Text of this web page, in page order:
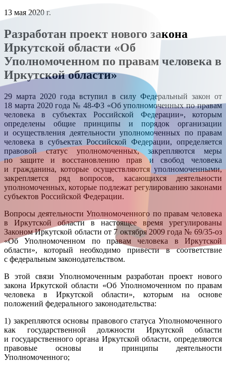
13 мая 2020 г.
Разработан проект нового закона
Иркутской области «Об
Уполномоченном по правам человека в
Иркутской области»
29 марта 2020 года вступил в силу Федеральный закон от
18 марта 2020 года № 48-ФЗ «Об уполномоченных по правам
человека в субъектах Российской Федерации», которым
определены общие принципы и порядок организации
и осуществления деятельности уполномоченных по правам
человека в субъектах Российской Федерации, определяется
правовой статус уполномоченных, закрепляются меры
по защите и восстановлению прав и свобод человека
и гражданина, которые осуществляются уполномоченными,
закрепляется ряд вопросов, касающихся деятельности
уполномоченных, которые подлежат регулированию законами
субъектов Российской Федерации.
Вопросы деятельности Уполномоченного по правам человека
в Иркутской области в настоящее время урегулированы
Законом Иркутской области от 7 октября 2009 года № 69/35-оз
«Об Уполномоченном по правам человека в Иркутской
области», который необходимо привести в соответствие
с федеральным законодательством.
В этой связи Уполномоченным разработан проект нового
закона Иркутской области «Об Уполномоченном по правам
человека в Иркутской области», которым на основе
положений федерального законодательства:
1) закрепляются основы правового статуса Уполномоченного
как государственной должности Иркутской области
и государственного органа Иркутской области, определяются
правовые основы и принципы деятельности
Уполномоченного;